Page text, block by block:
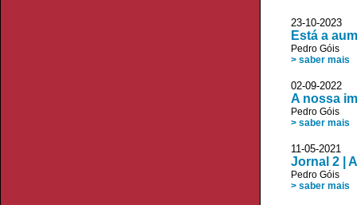
23-10-
Está a
Pedro Góis
> saber mais
02-09-2022
A nossa
Pedro Góis
> saber mais
11-05-
Jornal 2 |
Pedro Góis
> saber mais